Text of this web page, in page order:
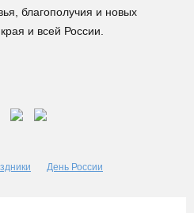
благополучия и новых
и всей России.
День России